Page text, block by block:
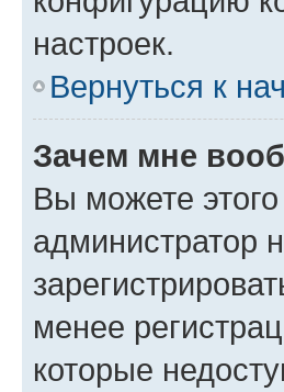
настроек.
Вернуться к
Зачем мне
Вы можете этого
администратор
менее
которые